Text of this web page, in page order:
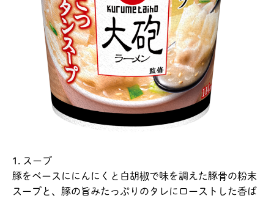
1. スープ
豚をベースににんにくと白胡椒で味を調えた豚骨の粉末
スープと、豚の旨みたっぷりのタレにローストした香ば